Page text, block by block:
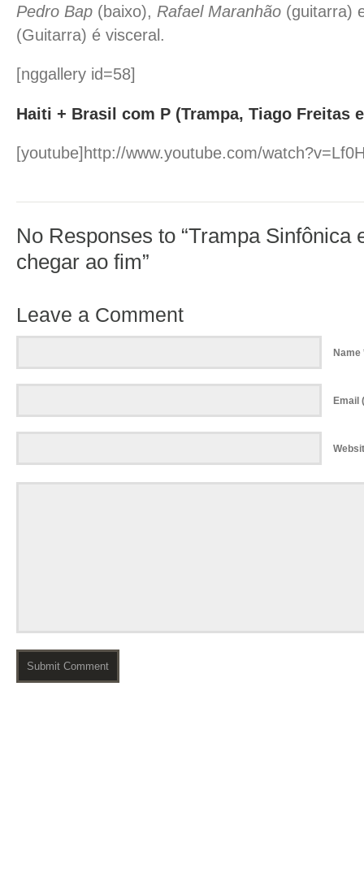
Pedro Bap (baixo), Rafael Maranhão (guitarra)
(Guitarra) é visceral.
[nggallery id=58]
Haiti + Brasil com P (Trampa, Tiago Freitas
[youtube]http://www.youtube.com/
No Responses to “Trampa Sinfônica
chegar ao fim”
Leave a Comment
Name
Email